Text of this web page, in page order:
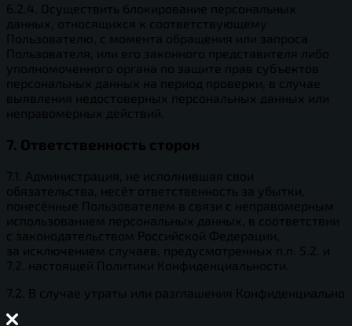
6.2.4. Осуществить блокирование персональных
данных, относящихся к соответствующему
Пользователю, с момента обращения или запроса
Пользователя, или его законного представителя либо
уполномоченного органа по защите прав субъектов
персональных данных на период проверки, в случае
выявления недостоверных персональных данных или
неправомерных действий.
7. Ответственность сторон
7.1. Администрация, не исполнившая свои
обязательства, несёт ответственность за убытки,
понесённые Пользователем в связи с неправомерным
использованием персональных данных, в соответствии
с законодательством Российской Федерации,
за исключением случаев, предусмотренных п.п. 5.2. и
7.2. настоящей Политики Конфиденциальности.
7.2. В случае утраты или разглашения Конфиденциально